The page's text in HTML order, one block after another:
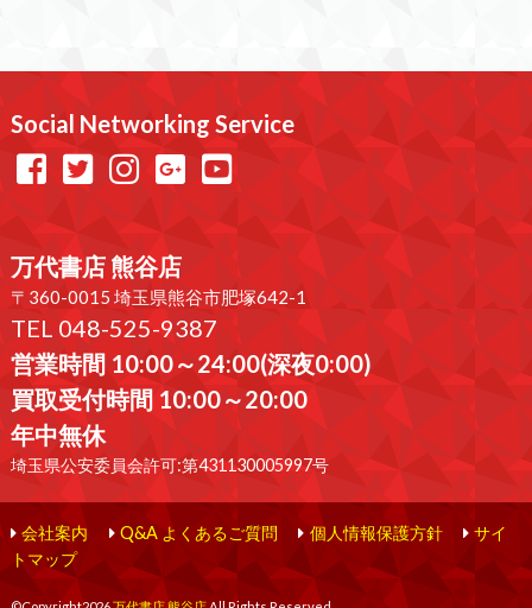
Social Networking Service
万代書店 熊谷店
〒360-0015 埼玉県熊谷市肥塚642-1
TEL 048-525-9387
営業時間 10:00～24:00(深夜0:00)
買取受付時間 10:00～20:00
年中無休
埼玉県公安委員会許可:第431130005997号
会社案内 Q&A よくあるご質問 個人情報保護方針
サイ
トマップ